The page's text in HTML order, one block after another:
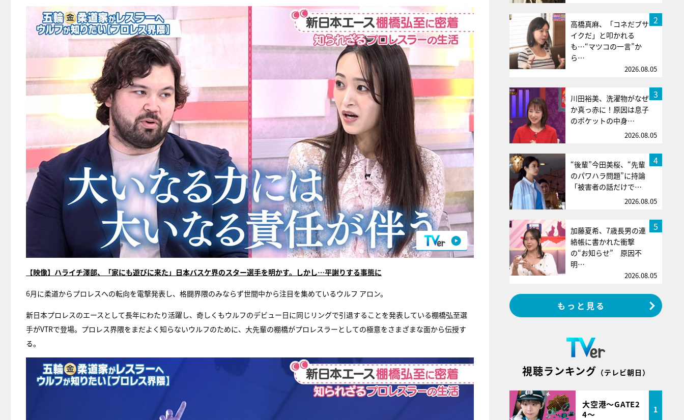
【映像】ハライチ澤部、「家にも遊びに来た」日本バスケ界のスター選手を明かす。しかし…平謝りする事態に
6月に柔道からプロレスへの転向を電撃発表し、格闘界隈のみならず世間中から注目を集めているウルフ アロン。
新日本プロレスのエースとして長年にわたり活躍し、奇しくもウルフのデビュー日に同じリングで引退することを発表している棚橋弘至選
手がVTRで登場。プロレス界隈をまだよく知らないウルフのために、大先輩の棚橋がプロレスラーとしての極意をさまざまな面から伝授す
る。
2
高橋真麻、「コネだブサ
イクだ」と叩かれる
も…“マツコの一言”か
ら…
2026.08.05
3
川田裕美、洗濯物がなぜ
か真っ赤に！原因は息子
のポケットの中身…
2026.08.05
4
“後輩”今田美桜、“先輩
のパワハラ問題”に持論
「被害者の話だけで…
2026.08.05
5
加藤夏希、7歳長男の連
絡帳に書かれた衝撃
の“お知らせ” 原因不
明…
2026.08.05
もっと見る
視聴ランキング （テレビ朝日）
大空港～GATE2
4～
1